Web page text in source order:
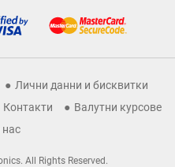
Лични данни и бисквитки
Контакти
Валутни курсове
нас
All Rights Reserved.